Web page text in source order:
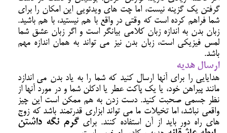
گرفتن یک گزینه نیست، اما چت های ویدئویی این امکان را برای
شما فراهم کرده است که وقتی در واقع با هم نیستید، با هم باشید.
زبان بدن به اندازه زبان کلامی بیانگر است و اگر زبان عشق شما
لمس فیزیکی است، زبان بدن نیز می تواند به همان اندازه مهم
باشد.
ارسال هدیه
هدایایی را برای آنها ارسال کنید که شما را به یاد بدن می اندازد
مانند پیراهن خود، یا یک پاکت عطر یا ادکلن شما و در مورد آنها از
نظر جسمی صحبت کنید. دست زدن به هم ممکن است این چیز
واقعی نباشد، اما تخیلات ما می تواند ابزاری قدرتمند باشد که زوج
های راه دور باید از آن استفاده کنند. برایگرم نگه داشتن